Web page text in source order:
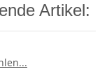
Artikel: